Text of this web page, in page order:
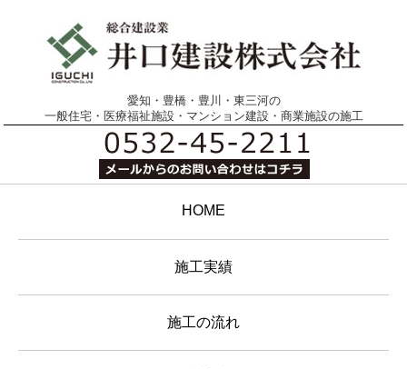
愛知・豊橋・豊川・東三河の
一般住宅・医療福祉施設・マンション建設・商業施設の施工
HOME
施工実績
施工の流れ